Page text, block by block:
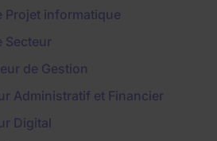
Projet informatique
Secteur
de Gestion
Administratif et Financier
Digital